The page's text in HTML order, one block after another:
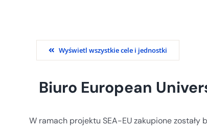
Wyświetl wszystkie cele i jednostki
Biuro European
W ramach projektu SEA-EU zakupione